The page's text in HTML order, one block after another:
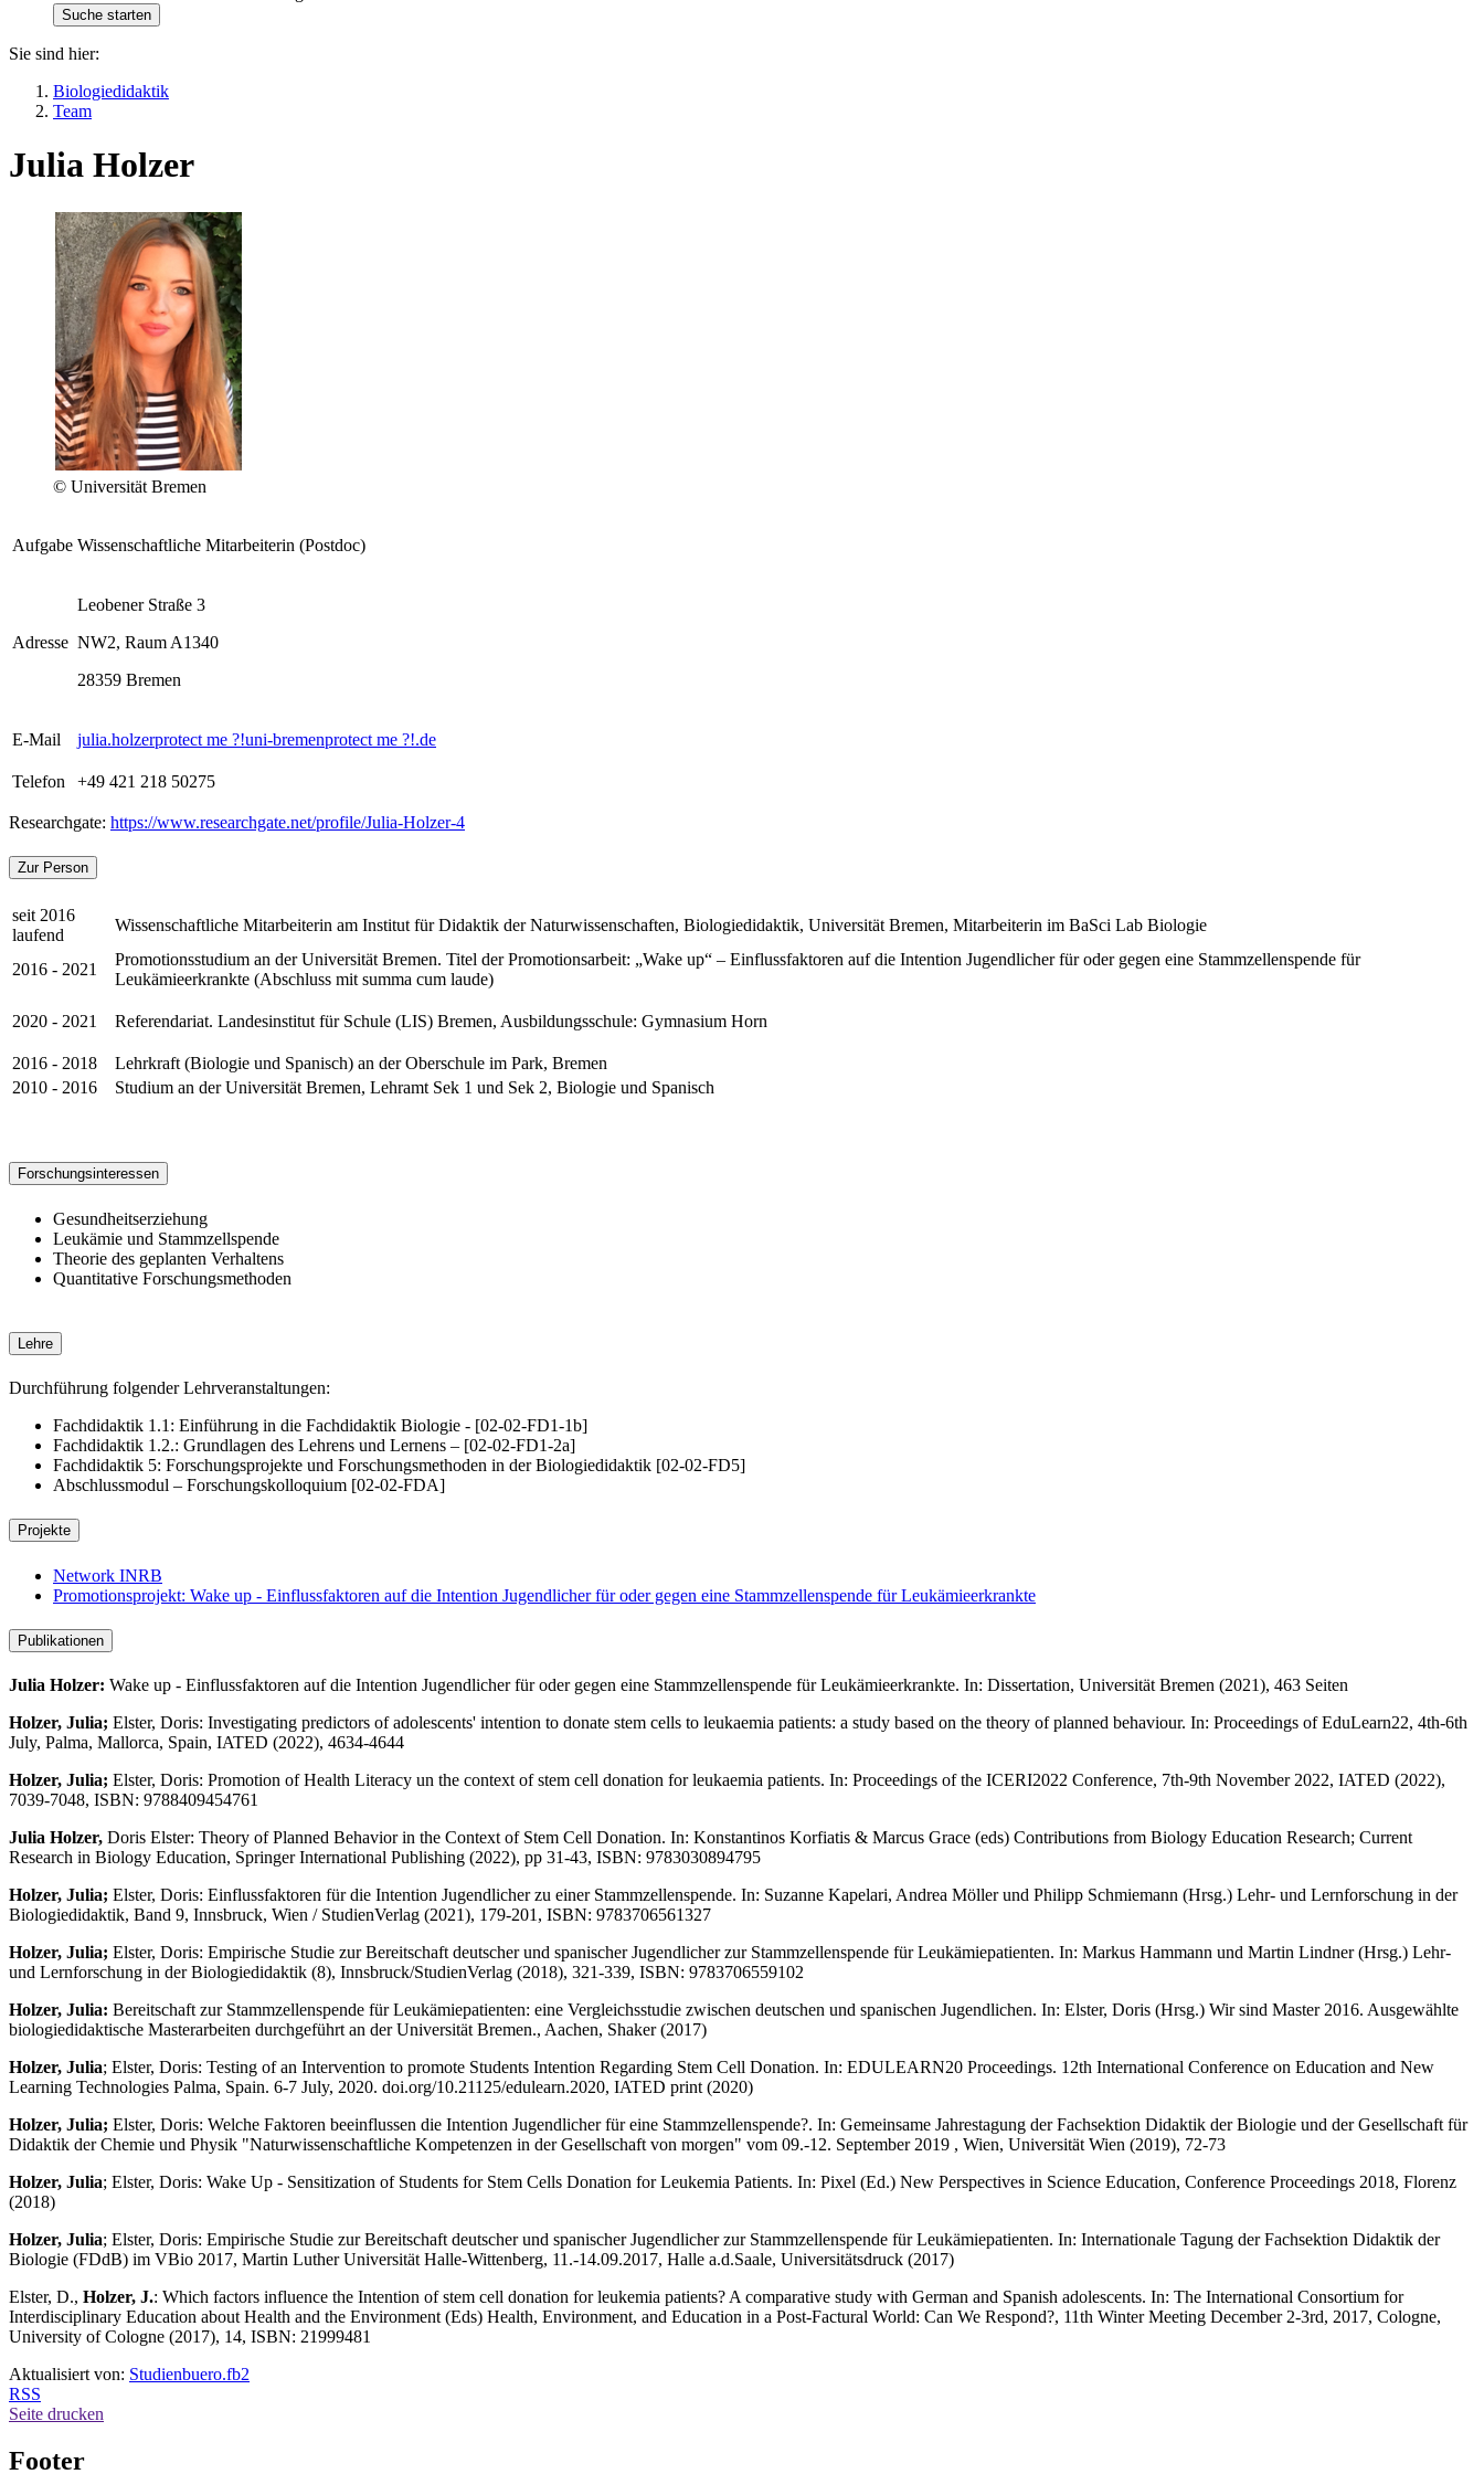
Sie sind hier:
Biologiedidaktik
Team
Julia Holzer
© Universität Bremen
Aufgabe Wissenschaftliche Mitarbeiterin (Postdoc)
Adresse
Leobener Straße 3
NW2, Raum A1340
28359 Bremen
E-Mail julia.holzerprotect me ?!uni-bremenprotect me ?!.de
Telefon +49 421 218 50275
Researchgate: https://www.researchgate.net/profile/Julia-Holzer-4
Zur Person
seit 2016
laufend
Wissenschaftliche Mitarbeiterin am Institut für Didaktik der Naturwissenschaften, Biologiedidaktik, Universität Bremen, Mitarbeiterin im BaSci Lab Biologie
2016 - 2021
Promotionsstudium an der Universität Bremen. Titel der Promotionsarbeit: „Wake up“ – Einflussfaktoren auf die Intention Jugendlicher für oder gegen eine Stammzellenspende für
Leukämieerkrankte (Abschluss mit summa cum laude)
2020 - 2021 Referendariat. Landesinstitut für Schule (LIS) Bremen, Ausbildungsschule: Gymnasium Horn
2016 - 2018
Lehrkraft (Biologie und Spanisch) an der Oberschule im Park, Bremen
2010 - 2016
Studium an der Universität Bremen, Lehramt Sek 1 und Sek 2, Biologie und Spanisch
Forschungsinteressen
Gesundheitserziehung
Leukämie und Stammzellspende
Theorie des geplanten Verhaltens
Quantitative Forschungsmethoden
Lehre
Durchführung folgender Lehrveranstaltungen:
Fachdidaktik 1.1: Einführung in die Fachdidaktik Biologie - [02-02-FD1-1b]
Fachdidaktik 1.2.: Grundlagen des Lehrens und Lernens – [02-02-FD1-2a]
Fachdidaktik 5: Forschungsprojekte und Forschungsmethoden in der Biologiedidaktik [02-02-FD5]
Abschlussmodul – Forschungskolloquium [02-02-FDA]
Projekte
Network INRB
Promotionsprojekt: Wake up - Einflussfaktoren auf die Intention Jugendlicher für oder gegen eine Stammzellenspende für Leukämieerkrankte
Publikationen
Julia Holzer: Wake up - Einflussfaktoren auf die Intention Jugendlicher für oder gegen eine Stammzellenspende für Leukämieerkrankte. In: Dissertation, Universität Bremen (2021), 463 Seiten
Holzer, Julia; Elster, Doris: Investigating predictors of adolescents' intention to donate stem cells to leukaemia patients: a study based on the theory of planned behaviour. In: Proceedings of EduLearn22, 4th-6th
July, Palma, Mallorca, Spain, IATED (2022), 4634-4644
Holzer, Julia; Elster, Doris: Promotion of Health Literacy un the context of stem cell donation for leukaemia patients. In: Proceedings of the ICERI2022 Conference, 7th-9th November 2022, IATED (2022),
7039-7048, ISBN: 9788409454761
Julia Holzer, Doris Elster: Theory of Planned Behavior in the Context of Stem Cell Donation. In: Konstantinos Korfiatis & Marcus Grace (eds) Contributions from Biology Education Research; Current
Research in Biology Education, Springer International Publishing (2022), pp 31-43, ISBN: 9783030894795
Holzer, Julia; Elster, Doris: Einflussfaktoren für die Intention Jugendlicher zu einer Stammzellenspende. In: Suzanne Kapelari, Andrea Möller und Philipp Schmiemann (Hrsg.) Lehr- und Lernforschung in der
Biologiedidaktik, Band 9, Innsbruck, Wien / StudienVerlag (2021), 179-201, ISBN: 9783706561327
Holzer, Julia; Elster, Doris: Empirische Studie zur Bereitschaft deutscher und spanischer Jugendlicher zur Stammzellenspende für Leukämiepatienten. In: Markus Hammann und Martin Lindner (Hrsg.) Lehr-
und Lernforschung in der Biologiedidaktik (8), Innsbruck/StudienVerlag (2018), 321-339, ISBN: 9783706559102
Holzer, Julia: Bereitschaft zur Stammzellenspende für Leukämiepatienten: eine Vergleichsstudie zwischen deutschen und spanischen Jugendlichen. In: Elster, Doris (Hrsg.) Wir sind Master 2016. Ausgewählte
biologiedidaktische Masterarbeiten durchgeführt an der Universität Bremen., Aachen, Shaker (2017)
Holzer, Julia; Elster, Doris: Testing of an Intervention to promote Students Intention Regarding Stem Cell Donation. In: EDULEARN20 Proceedings. 12th International Conference on Education and New
Learning Technologies Palma, Spain. 6-7 July, 2020. doi.org/10.21125/edulearn.2020, IATED print (2020)
Holzer, Julia; Elster, Doris: Welche Faktoren beeinflussen die Intention Jugendlicher für eine Stammzellenspende?. In: Gemeinsame Jahrestagung der Fachsektion Didaktik der Biologie und der Gesellschaft für
Didaktik der Chemie und Physik "Naturwissenschaftliche Kompetenzen in der Gesellschaft von morgen" vom 09.-12. September 2019 , Wien, Universität Wien (2019), 72-73
Holzer, Julia; Elster, Doris: Wake Up - Sensitization of Students for Stem Cells Donation for Leukemia Patients. In: Pixel (Ed.) New Perspectives in Science Education, Conference Proceedings 2018, Florenz
(2018)
Holzer, Julia; Elster, Doris: Empirische Studie zur Bereitschaft deutscher und spanischer Jugendlicher zur Stammzellenspende für Leukämiepatienten. In: Internationale Tagung der Fachsektion Didaktik der
Biologie (FDdB) im VBio 2017, Martin Luther Universität Halle-Wittenberg, 11.-14.09.2017, Halle a.d.Saale, Universitätsdruck (2017)
Elster, D., Holzer, J.: Which factors influence the Intention of stem cell donation for leukemia patients? A comparative study with German and Spanish adolescents. In: The International Consortium for
Interdisciplinary Education about Health and the Environment (Eds) Health, Environment, and Education in a Post-Factural World: Can We Respond?, 11th Winter Meeting December 2-3rd, 2017, Cologne,
University of Cologne (2017), 14, ISBN: 21999481
Aktualisiert von: Studienbuero.fb2
RSS
Seite drucken
Footer